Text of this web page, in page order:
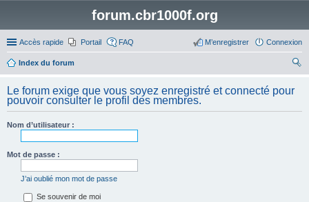
forum.cbr1000f.org
Accès rapide Portail FAQ Connexion
M’enregistrer
Index du forum
her
ch
Le forum exige que vous soyez enregistré et connecté pour
pouvoir consulter le profil des membres.
Nom d’utilisateur :
Mot de passe :
J’ai oublié mon mot de passe
Se souvenir de moi